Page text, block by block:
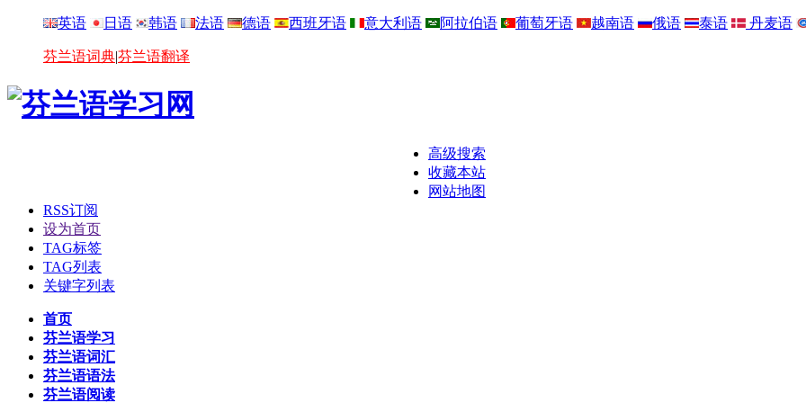
英语 日语 韩语 法语 德语 西班牙语 意大利语 阿拉伯语 葡萄牙语 越南语 俄语 泰语 丹麦语
芬兰语词典|芬兰语翻译
高级搜索
收藏本站
网站地图
RSS订阅
设为首页
TAG标签
TAG列表
关键字列表
首页
芬兰语学习
芬兰语词汇
芬兰语语法
芬兰语阅读